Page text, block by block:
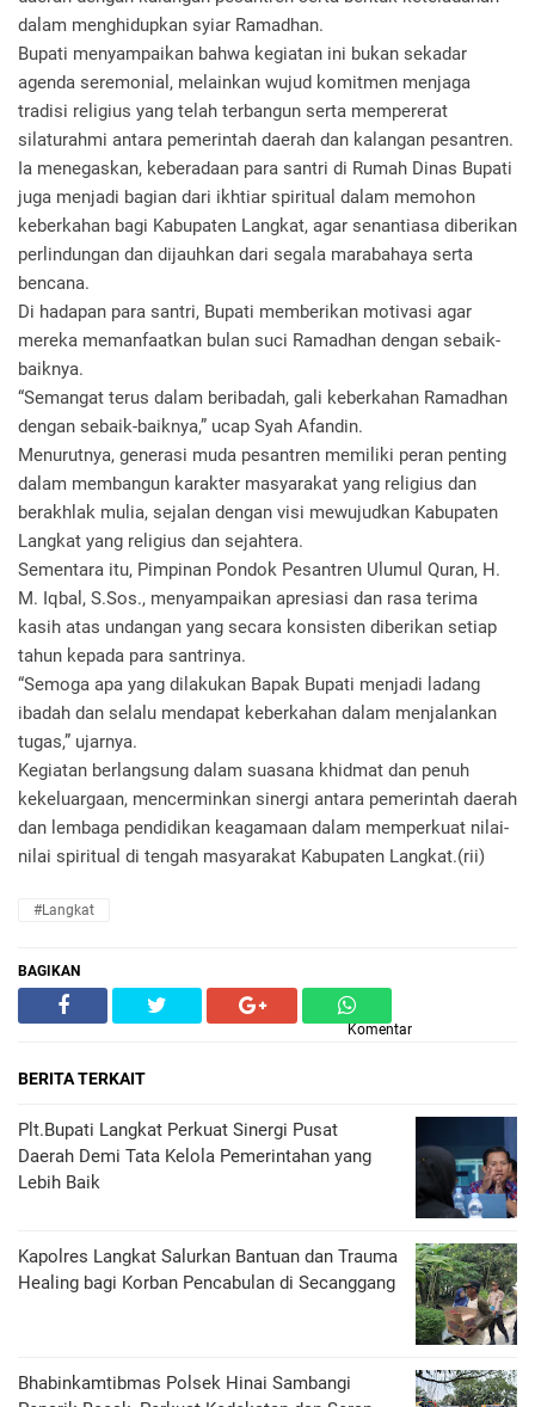
dalam menghidupkan syiar Ramadhan.
Bupati menyampaikan bahwa kegiatan ini bukan sekadar
agenda seremonial, melainkan wujud komitmen menjaga
tradisi religius yang telah terbangun serta mempererat
silaturahmi antara pemerintah daerah dan kalangan pesantren.
Ia menegaskan, keberadaan para santri di Rumah Dinas Bupati
juga menjadi bagian dari ikhtiar spiritual dalam memohon
keberkahan bagi Kabupaten Langkat, agar senantiasa diberikan
perlindungan dan dijauhkan dari segala marabahaya serta
bencana.
Di hadapan para santri, Bupati memberikan motivasi agar
mereka memanfaatkan bulan suci Ramadhan dengan sebaik-
baiknya.
“Semangat terus dalam beribadah, gali keberkahan Ramadhan
dengan sebaik-baiknya,” ucap Syah Afandin.
Menurutnya, generasi muda pesantren memiliki peran penting
dalam membangun karakter masyarakat yang religius dan
berakhlak mulia, sejalan dengan visi mewujudkan Kabupaten
Langkat yang religius dan sejahtera.
Sementara itu, Pimpinan Pondok Pesantren Ulumul Quran, H.
M. Iqbal, S.Sos., menyampaikan apresiasi dan rasa terima
kasih atas undangan yang secara konsisten diberikan setiap
tahun kepada para santrinya.
“Semoga apa yang dilakukan Bapak Bupati menjadi ladang
ibadah dan selalu mendapat keberkahan dalam menjalankan
tugas,” ujarnya.
Kegiatan berlangsung dalam suasana khidmat dan penuh
kekeluargaan, mencerminkan sinergi antara pemerintah daerah
dan lembaga pendidikan keagamaan dalam memperkuat nilai-
nilai spiritual di tengah masyarakat Kabupaten Langkat.(rii)
#Langkat
BAGIKAN
Komentar
BERITA TERKAIT
Plt.Bupati Langkat Perkuat Sinergi Pusat
Daerah Demi Tata Kelola Pemerintahan yang
Lebih Baik
Kapolres Langkat Salurkan Bantuan dan Trauma
Healing bagi Korban Pencabulan di Secanggang
Bhabinkamtibmas Polsek Hinai Sambangi